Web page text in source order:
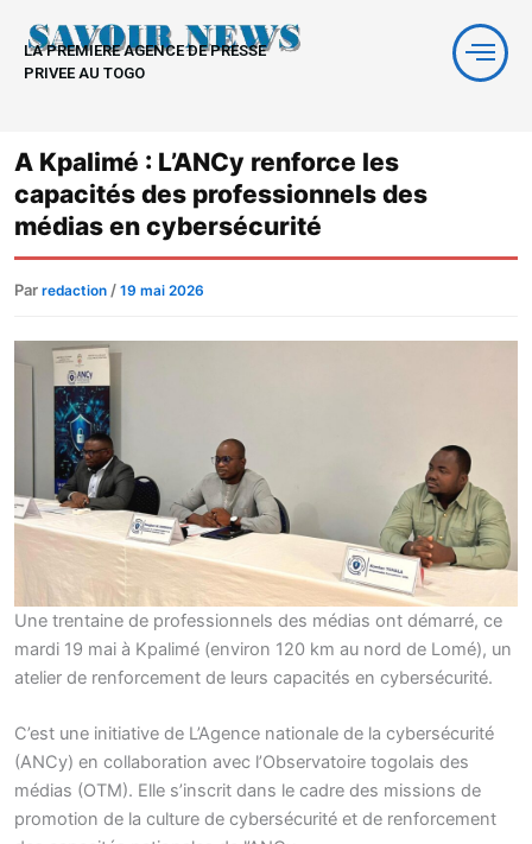
contenu
LA PREMIERE AGENCE DE PRESSE
PRIVEE AU TOGO
A Kpalimé : L’ANCy renforce les
capacités des professionnels des
médias en cybersécurité
Par redaction / 19 mai 2026
Une trentaine de professionnels des médias ont démarré, ce
mardi 19 mai à Kpalimé (environ 120 km au nord de Lomé), un
atelier de renforcement de leurs capacités en cybersécurité.
C’est une initiative de L’Agence nationale de la cybersécurité
(ANCy) en collaboration avec l’Observatoire togolais des
médias (OTM). Elle s’inscrit dans le cadre des missions de
promotion de la culture de cybersécurité et de renforcement